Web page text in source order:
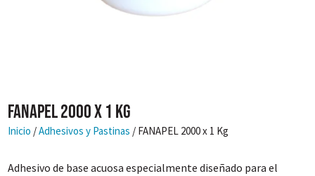
FANAPEL 2000 x 1 Kg
Inicio /Adhesivos y Pastinas / FANAPEL 2000 x 1 Kg
Adhesivo de base acuosa especialmente diseñado para el